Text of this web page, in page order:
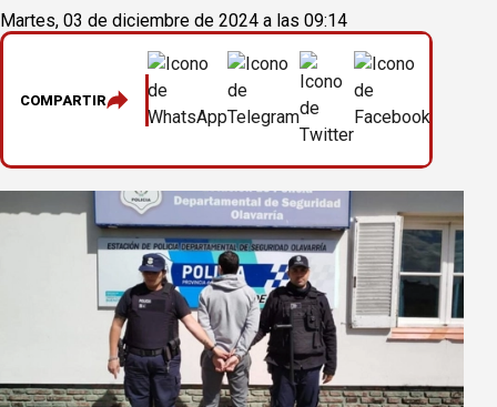
Martes, 03 de diciembre de 2024 a las 09:14
COMPARTIR